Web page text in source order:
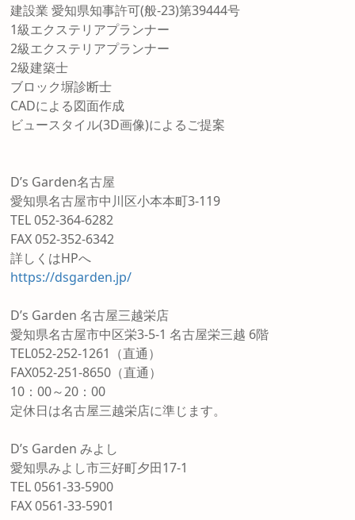
建設業 愛知県知事許可(般-23)第39444号
1級エクステリアプランナー
2級エクステリアプランナー
2級建築士
ブロック塀診断士
CADによる図面作成
ビュースタイル(3D画像)によるご提案
D’s Garden名古屋
愛知県名古屋市中川区小本本町3-119
TEL 052-364-6282
FAX 052-352-6342
詳しくはHPへ
https://dsgarden.jp/
D’s Garden 名古屋三越栄店
愛知県名古屋市中区栄3-5-1 名古屋栄三越 6階
TEL052-252-1261（直通）
FAX052-251-8650（直通）
10：00～20：00
定休日は名古屋三越栄店に準じます。
D’s Garden みよし
愛知県みよし市三好町夕田17-1
TEL 0561-33-5900
FAX 0561-33-5901